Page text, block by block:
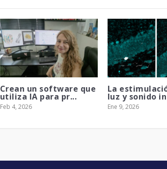
Crean un software que
utiliza IA para pr...
Feb 4, 2026
La
luz y sonido
Ene 9, 2026